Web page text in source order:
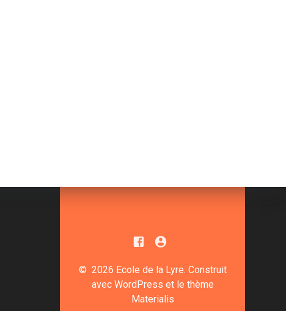
© 2026 Ecole de la Lyre. Construit
avec WordPress et le thème
Materialis